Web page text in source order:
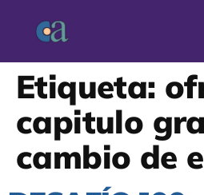
Etiqueta:
capitulo
cambio de